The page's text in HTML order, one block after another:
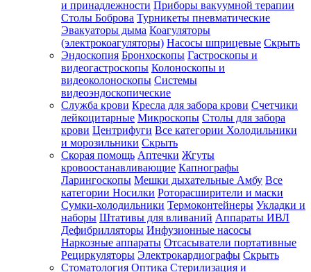
и принадлежности Приборы вакуумной терапии
Столы Боброва Турникеты пневматические
Эвакуаторы дыма Коагуляторы
(электрокоагуляторы) Насосы шприцевые Скрыть
Эндоскопия Бронхоскопы Гастроскопы и
видеогастроскопы Колоноскопы и
видеоколоноскопы Системы
видеоэндоскопические
Служба крови Кресла для забора крови Счетчики
лейкоцитарные Микроскопы Столы для забора
крови Центрифуги Все категории Холодильники
и морозильники Скрыть
Скорая помощь Аптечки Жгуты
кровоостанавливающие Капнографы
Ларингоскопы Мешки дыхательные Амбу Все
категории Носилки Роторасширители и маски
Сумки-холодильники Термоконтейнеры Укладки и
наборы Штативы для вливаний Аппараты ИВЛ
Дефибрилляторы Инфузионные насосы
Наркозные аппараты Отсасыватели портативные
Рециркуляторы Электрокардиографы Скрыть
Стоматология Оптика Стерилизация и